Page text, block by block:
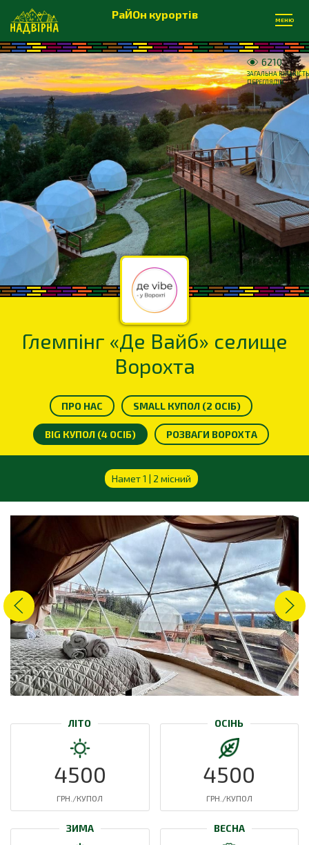
РаЙОн курортів МЕНЮ
Глемпінг «Де Вайб» селище
Ворохта
6210
ЗАГАЛЬНА КІЛЬКІСТЬ
ПЕРЕГЛЯДІВ
ПРО НАС SMALL КУПОЛ (2 ОСІБ)
BIG КУПОЛ (4 ОСІБ) РОЗВАГИ ВОРОХТА
Намет 1 | 2 місний
ЛІТО
4500
ГРН./КУПОЛ
ОСІНЬ
4500
ГРН./КУПОЛ
ЗИМА ВЕСНА